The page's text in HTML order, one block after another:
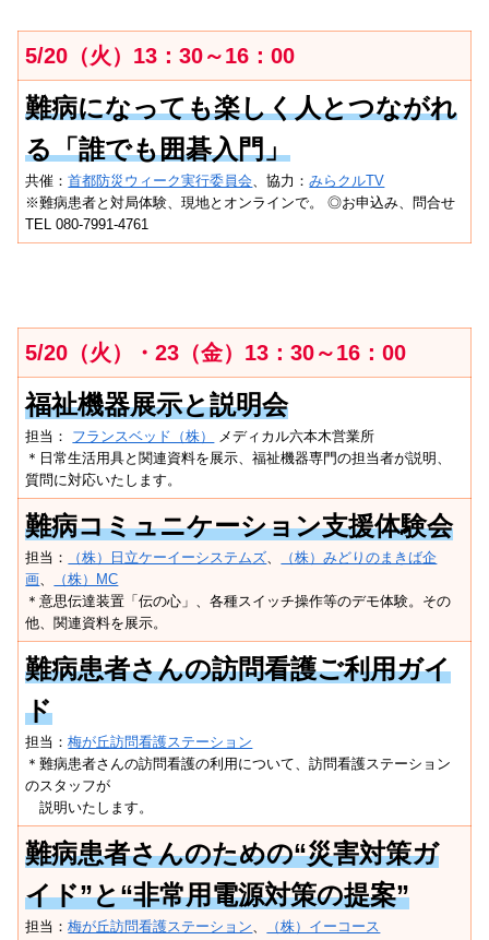
5/20（火）13：30～16：00
難病になっても楽しく人とつながれ
る「誰でも囲碁入門」
共催：首都防災ウィーク実行委員会 、協力：みらクルTV
※難病患者と対局体験、現地とオンラインで。 ◎お申込み、問合せ
TEL 080-7991-4761
5/20（火）・23（金）13：30～16：00
福祉機器展示と説明会
担当： フランスベッド（株）
メディカル六本木営業所
＊日常生活用具と関連資料を展示、福祉機器専門の担当者が説明、
質問に対応いたします。
難病コミュニケーション支援体験会
担当： （株）日立ケーイーシステムズ
（株）みどりのまきば企
画
（株）MC
＊意思伝達装置「伝の心」、各種スイッチ操作等のデモ体験。その
他、関連資料を展示。
難病患者さんの訪問看護ご利用ガイ
ド
担当：梅が丘訪問看護ステーション
＊難病患者さんの訪問看護の利用について、訪問看護ステーション
のスタッフが
説明いたします。
難病患者さんのための“災害対策ガ
イド”と“非常用電源対策の提案”
担当：梅が丘訪問看護ステーション
（株）イーコース